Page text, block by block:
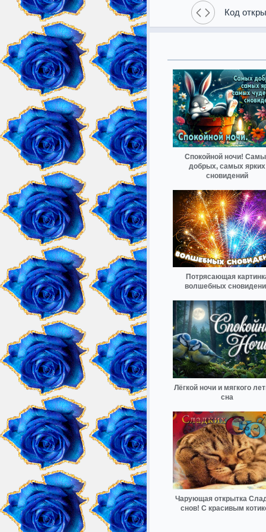
Код
Спокойной ночи!
добрых, самых ярких
сновидений
Потрясающая
волшебных
Лёгкой ночи и мягкого
сна
Чарующая открытка
снов! С красивым